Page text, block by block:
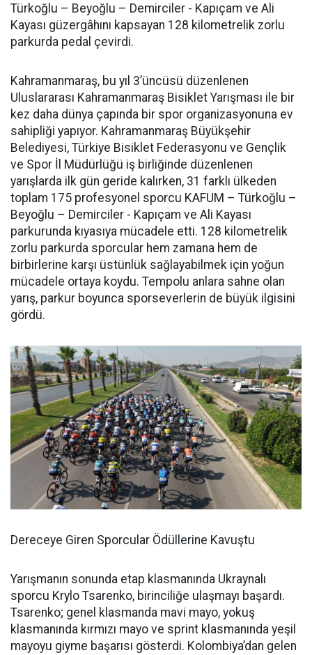
Türkoğlu – Beyoğlu – Demirciler - Kapıçam ve Ali
Kayası güzergâhını kapsayan 128 kilometrelik zorlu
parkurda pedal çevirdi.
Kahramanmaraş, bu yıl 3’üncüsü düzenlenen
Uluslararası Kahramanmaraş Bisiklet Yarışması ile bir
kez daha dünya çapında bir spor organizasyonuna ev
sahipliği yapıyor. Kahramanmaraş Büyükşehir
Belediyesi, Türkiye Bisiklet Federasyonu ve Gençlik
ve Spor İl Müdürlüğü iş birliğinde düzenlenen
yarışlarda ilk gün geride kalırken, 31 farklı ülkeden
toplam 175 profesyonel sporcu KAFUM – Türkoğlu –
Beyoğlu – Demirciler - Kapıçam ve Ali Kayası
parkurunda kıyasıya mücadele etti. 128 kilometrelik
zorlu parkurda sporcular hem zamana hem de
birbirlerine karşı üstünlük sağlayabilmek için yoğun
mücadele ortaya koydu. Tempolu anlara sahne olan
yarış, parkur boyunca sporseverlerin de büyük ilgisini
gördü.
Dereceye Giren Sporcular Ödüllerine Kavuştu
Yarışmanın sonunda etap klasmanında Ukraynalı
sporcu Krylo Tsarenko, birinciliğe ulaşmayı başardı.
Tsarenko; genel klasmanda mavi mayo, yokuş
klasmanında kırmızı mayo ve sprint klasmanında yeşil
mayoyu giyme başarısı gösterdi. Kolombiya’dan gelen